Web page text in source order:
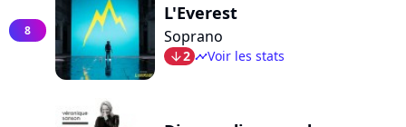
8
L'Everest
Soprano
arrow_bot2 timelineVoir les stats